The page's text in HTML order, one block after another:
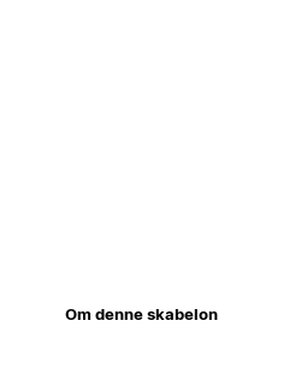
Om denne skabelon